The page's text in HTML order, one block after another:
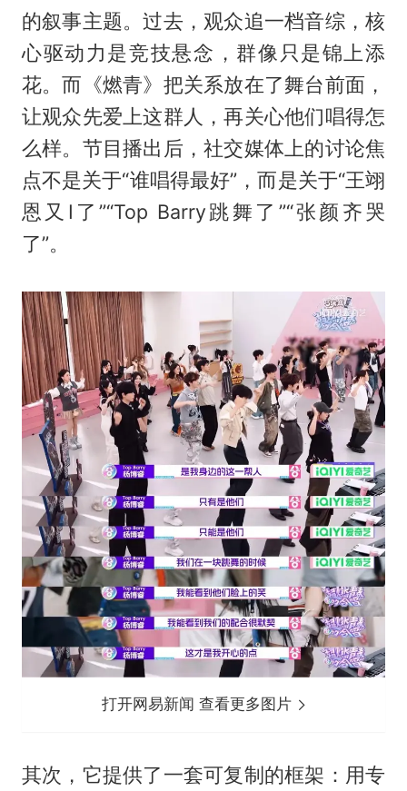
的叙事主题。过去，观众追一档音综，核
心驱动力是竞技悬念，群像只是锦上添
花。而《燃青》把关系放在了舞台前面，
让观众先爱上这群人，再关心他们唱得怎
么样。节目播出后，社交媒体上的讨论焦
点不是关于“谁唱得最好”，而是关于“王翊
恩又I了”“Top Barry跳舞了”“张颜齐哭
了”。
打开网易新闻 查看更多图片
其次，它提供了一套可复制的框架：用专